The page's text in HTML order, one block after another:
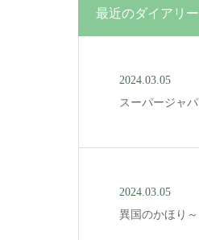
最近のダイアリー
2024.03.05
スーパージャ
2024.03.05
異国のかほり～